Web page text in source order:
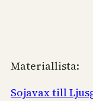
Materiallista:
Sojavax till